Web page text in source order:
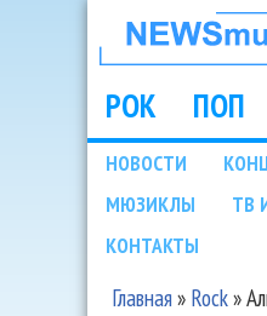
НОВОСТИ
МУЗЫКИ И
ШОУ
Main
РОК ПОП
НОВОСТИ
МЮЗИКЛЫ
ТВ
КОНТАКТЫ
Главная» Rock»